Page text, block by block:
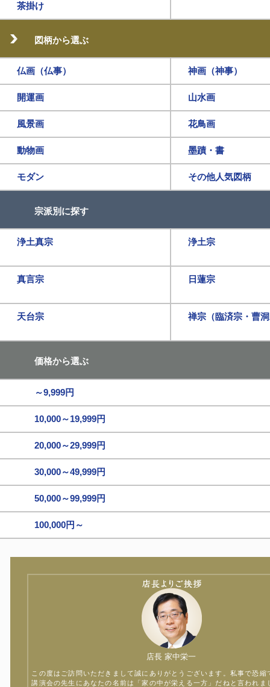
茶掛け
図柄から選ぶ
仏画（仏事） 神画（神事）
開運画 山水画
風景画 花鳥画
動物画 墨蹟・書
モダン その他人気図柄
宗派別に探す
浄土真宗 浄土宗
真言宗 日蓮宗
天台宗 禅宗（臨済宗・曹
価格から選ぶ
～9,999円
10,000～19,999円
20,000～29,999円
30,000～49,999円
50,000～99,999円
100,000円～
店長 家中栄一
この度はご訪問いただきまして誠にありがとうございます。私事で恐縮
講演会の先生にあなたの名前は「家の中が栄える一方」だねと言われま